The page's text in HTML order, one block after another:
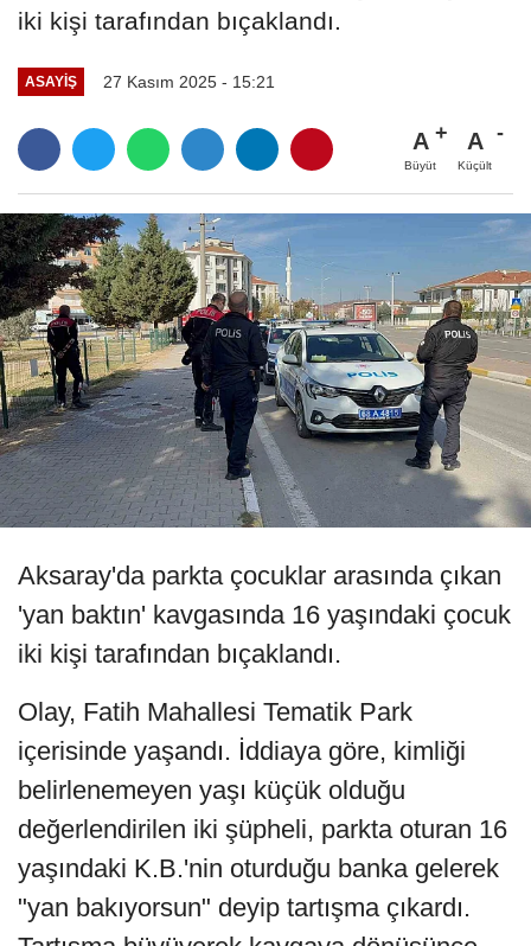
iki kişi tarafından bıçaklandı.
ASAYIŞ 27 Kasım 2025 - 15:21
A
Büyüt
A
Küçült
Aksaray'da parkta çocuklar arasında çıkan
'yan baktın' kavgasında 16 yaşındaki çocuk
iki kişi tarafından bıçaklandı.
Olay, Fatih Mahallesi Tematik Park
içerisinde yaşandı. İddiaya göre, kimliği
belirlenemeyen yaşı küçük olduğu
değerlendirilen iki şüpheli, parkta oturan 16
yaşındaki K.B.'nin oturduğu banka gelerek
"yan bakıyorsun" deyip tartışma çıkardı.